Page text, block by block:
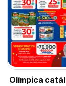
Olímpica